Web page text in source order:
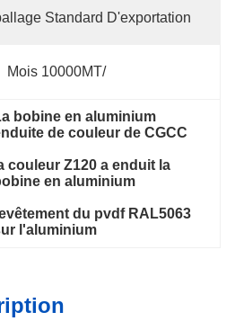
Standard D'exportation
Mois 10000MT/
bobine en aluminium
de couleur de CGCC
couleur Z120 a enduit la
en aluminium
du pvdf RAL5063
l'aluminium